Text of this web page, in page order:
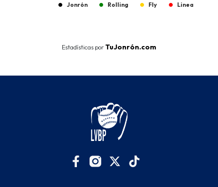
Jonrón Rolling Fly Linea
Estadísticas por TuJonrón.com